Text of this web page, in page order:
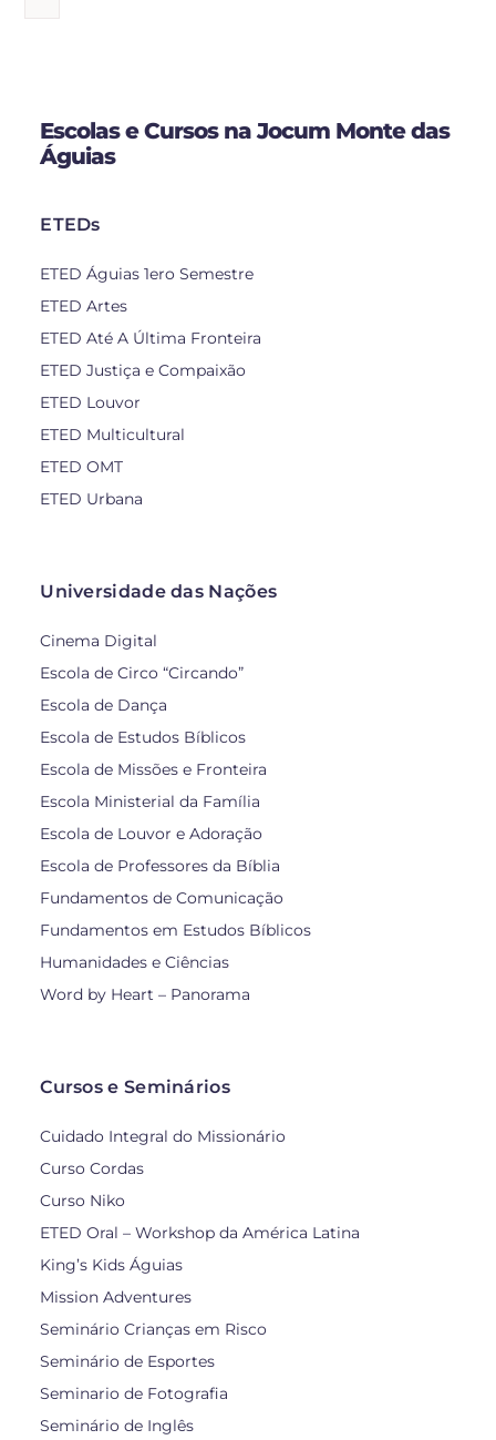
Escolas e Cursos na Jocum Monte das
Águias
ETEDs
ETED Águias 1ero Semestre
ETED Artes
ETED Até A Última Fronteira
ETED Justiça e Compaixão
ETED Louvor
ETED Multicultural
ETED OMT
ETED Urbana
Universidade das Nações
Cinema Digital
Escola de Circo “Circando”
Escola de Dança
Escola de Estudos Bíblicos
Escola de Missões e Fronteira
Escola Ministerial da Família
Escola de Louvor e Adoração
Escola de Professores da Bíblia
Fundamentos de Comunicação
Fundamentos em Estudos Bíblicos
Humanidades e Ciências
Word by Heart – Panorama
Cursos e Seminários
Cuidado Integral do Missionário
Curso Cordas
Curso Niko
ETED Oral – Workshop da América Latina
King’s Kids Águias
Mission Adventures
Seminário Crianças em Risco
Seminário de Esportes
Seminario de Fotografia
Seminário de Inglês